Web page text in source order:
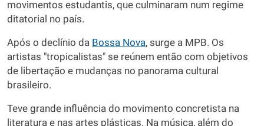
movimentos estudantis, que culminaram num regime
ditatorial no país.
Após o declínio da Bossa Nova, surge a MPB. Os
artistas "tropicalistas" se reúnem então com objetivos
de libertação e mudanças no panorama cultural
brasileiro.
Teve grande influência do movimento concretista na
literatura e nas artes plásticas. Na música, além do